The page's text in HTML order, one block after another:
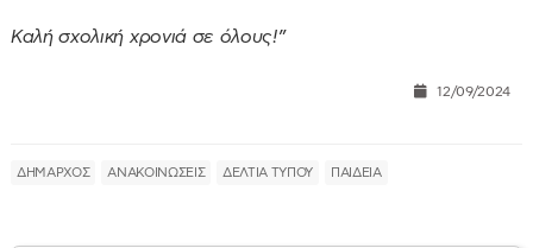
Καλή σχολική χρονιά σε όλους!”
12/09/2024
ΔΗΜΑΡΧΟΣ ΑΝΑΚΟΙΝΩΣΕΙΣ ΔΕΛΤΙΑ ΤΥΠΟΥ ΠΑΙΔΕΙΑ